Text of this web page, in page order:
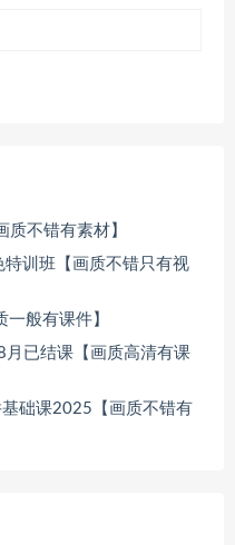
不错有素材】
训班【画质不错只有视
般有课件】
已结课【画质高清有课
础课2025【画质不错有